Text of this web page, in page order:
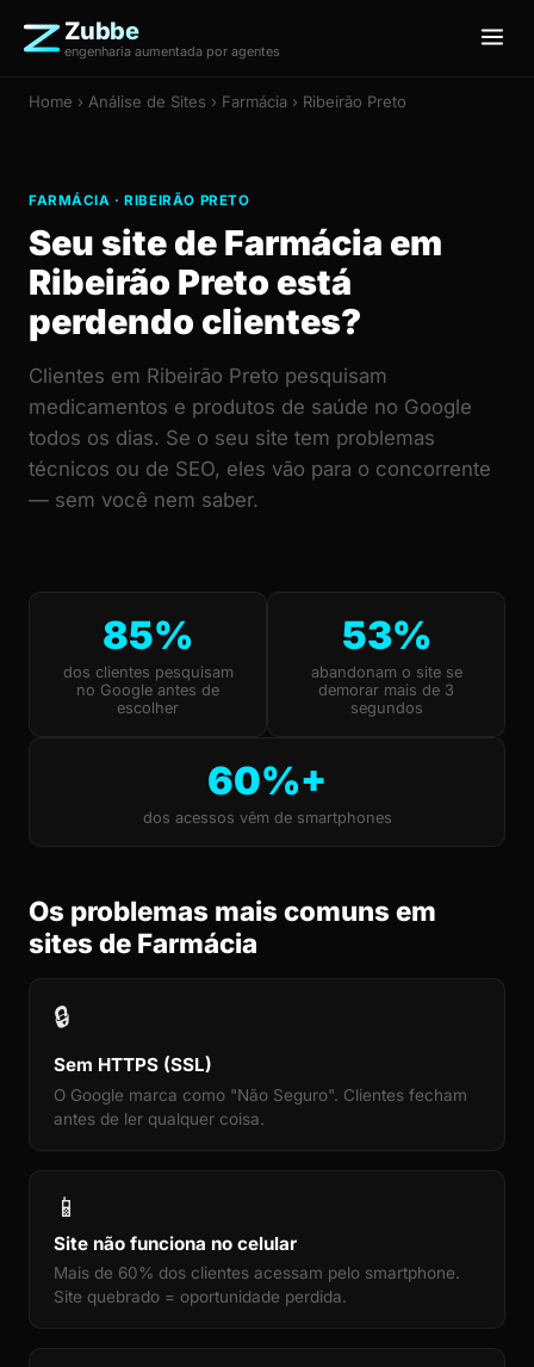
Zubbe
engenharia aumentada por agentes
Home › Análise de Sites › Farmácia › Ribeirão Preto
FARMÁCIA · RIBEIRÃO PRETO
Seu site de Farmácia em
Ribeirão Preto está
perdendo clientes?
Clientes em Ribeirão Preto pesquisam
medicamentos e produtos de saúde no Google
todos os dias. Se o seu site tem problemas
técnicos ou de SEO, eles vão para o concorrente
— sem você nem saber.
85%
dos clientes pesquisam
no Google antes de
escolher
53%
abandonam o site se
demorar mais de 3
segundos
60%+
dos acessos vêm de smartphones
Os problemas mais comuns em
sites de Farmácia
🔒
Sem HTTPS (SSL)
O Google marca como "Não Seguro". Clientes fecham
antes de ler qualquer coisa.
📱
Site não funciona no celular
Mais de 60% dos clientes acessam pelo smartphone.
Site quebrado = oportunidade perdida.